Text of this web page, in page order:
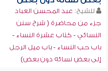
للشيخ: عبد المحسن العباد
جزء من محاضرة ( شرح سنن
النسائي - كتاب عشرة النساء -
باب حب النساء - باب ميل الرجل
إلى بعض نسائه دون بعض)